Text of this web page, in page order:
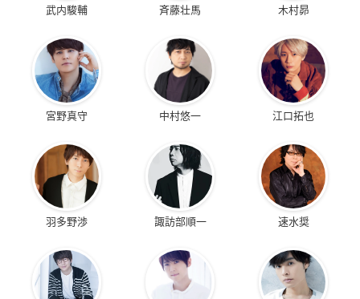
武内駿輔 斉藤壮馬 木村昴
宮野真守 中村悠一 江口拓也
羽多野渉 諏訪部順一 速水奨